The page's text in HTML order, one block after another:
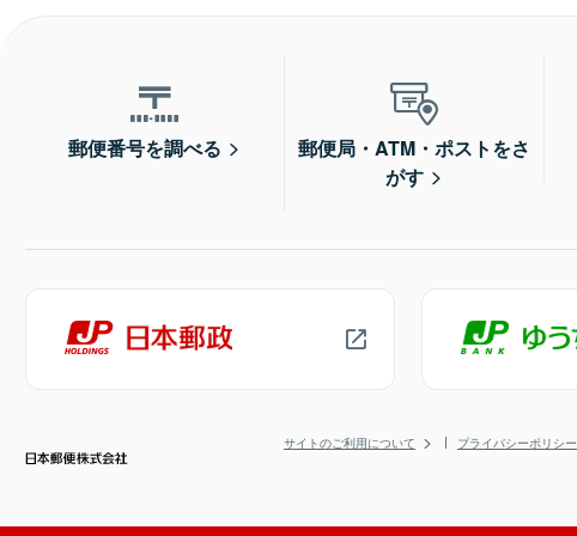
郵便番号を調べる
郵便局・ATM・ポストをさ
がす
サイトのご利用について プライバシーポリシー